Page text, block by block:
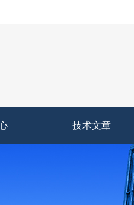
技术文章